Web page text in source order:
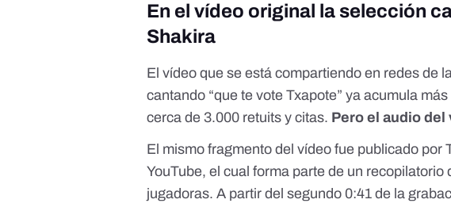
En el vídeo original la selección
Shakira
Elvídeo que se está compartiendo en redes de
cantando “que te vote Txapote” ya acumula
cerca de 3.000 retuits y citas. Pero el audio del
El mismo fragmento del vídeo fue publicado por
YouTube, el cual forma parte de un
jugadoras.A partir del segundo 0:41 de la